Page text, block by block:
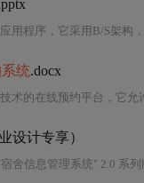
用程序，它采用B/S架构
统.docx
术的在线预约平台，它允
设计专享）
列版本，是专门为方便基于宿舍制下的学生管理而打